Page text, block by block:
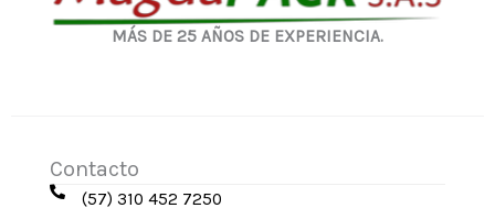
MÁS DE 25 AÑOS DE EXPERIENCIA.
Contacto
(57) 310 452 7250